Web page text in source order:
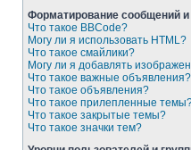
Форматирование сообщений
Что такое BBCode?
Могу ли я использовать HTML?
Что такое смайлики?
Могу ли я добавлять
Что такое важные объявления?
Что такое объявления?
Что такое прилепленные
Что такое закрытые темы?
Что такое значки тем?